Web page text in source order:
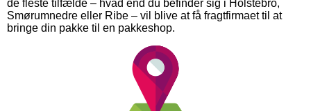
de fleste tilfælde – hvad end du befinder sig i Holstebro,
Smørumnedre eller Ribe – vil blive at få fragtfirmaet til at
bringe din pakke til en pakkeshop.